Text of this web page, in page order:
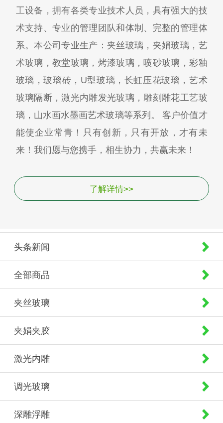
工设备，拥有各类专业技术人员，具有强大的技
术支持、专业的管理团队和体制、完整的管理体
系。本公司专业生产：夹丝玻璃，夹娟玻璃，艺
术玻璃，教堂玻璃，烤漆玻璃，喷砂玻璃，彩釉
玻璃，玻璃砖，U型玻璃，长虹压花玻璃，艺术
玻璃隔断，激光内雕发光玻璃，雕刻雕花工艺玻
璃，山水画水墨画艺术玻璃等系列。 客户价值才
能使企业常青！只有创新，只有开放，才有未
来！我们愿与您携手，相生协力，共赢未来！
了解详情>>
头条新闻
全部商品
夹丝玻璃
夹娟夹胶
激光内雕
调光玻璃
深雕浮雕